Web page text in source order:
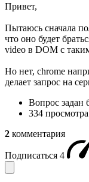
Привет,
Пытаюсь сначала
что оно будет
video в DOM с
Но нет, chrome
делает запрос на
Вопрос задан
334 просмотра
2 комментария
Подписаться 4